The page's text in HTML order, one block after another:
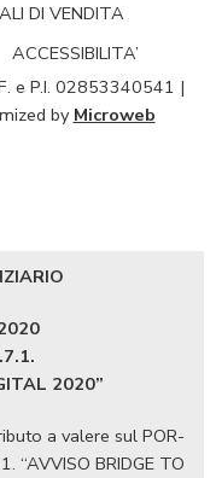
DI VENDITA
ACCESSIBILITA’
e P.I. 02853340541 |
by Microweb
2020”
a valere sul POR-
“AVVISO BRIDGE TO